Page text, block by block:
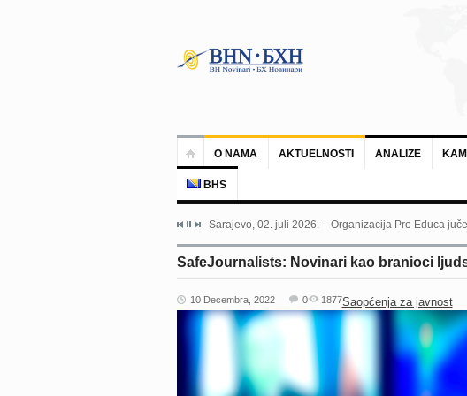
O NAMA AKTUELNOSTI ANALIZE
BHS
Sarajevo, 02. juli 2026. – Organizacija Pro Educa
SafeJournalists: Novinari kao branioci
10 Decembra, 2022 Saopćenja za javnost
0 1877